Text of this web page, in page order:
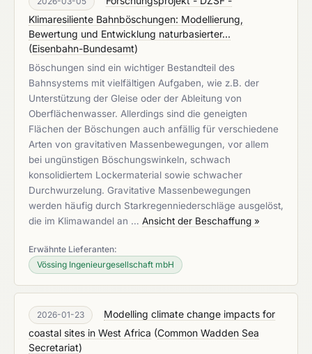
Klimaresiliente Bahnböschungen: Modellierung,
Bewertung und Entwicklung naturbasierter...
(Eisenbahn-Bundesamt)
Böschungen sind ein wichtiger Bestandteil des
Bahnsystems mit vielfältigen Aufgaben, wie z.B. der
Unterstützung der Gleise oder der Ableitung von
Oberflächenwasser. Allerdings sind die geneigten
Flächen der Böschungen auch anfällig für verschiedene
Arten von gravitativen Massenbewegungen, vor allem
bei ungünstigen Böschungswinkeln, schwach
konsolidiertem Lockermaterial sowie schwacher
Durchwurzelung. Gravitative Massenbewegungen
werden häufig durch Starkregenniederschläge ausgelöst,
die im Klimawandel an … Ansicht der Beschaffung »
Erwähnte Lieferanten:
Vössing Ingenieurgesellschaft mbH
2026-01-23
Modelling climate change impacts for
coastal sites in West Africa (Common Wadden Sea
Secretariat)